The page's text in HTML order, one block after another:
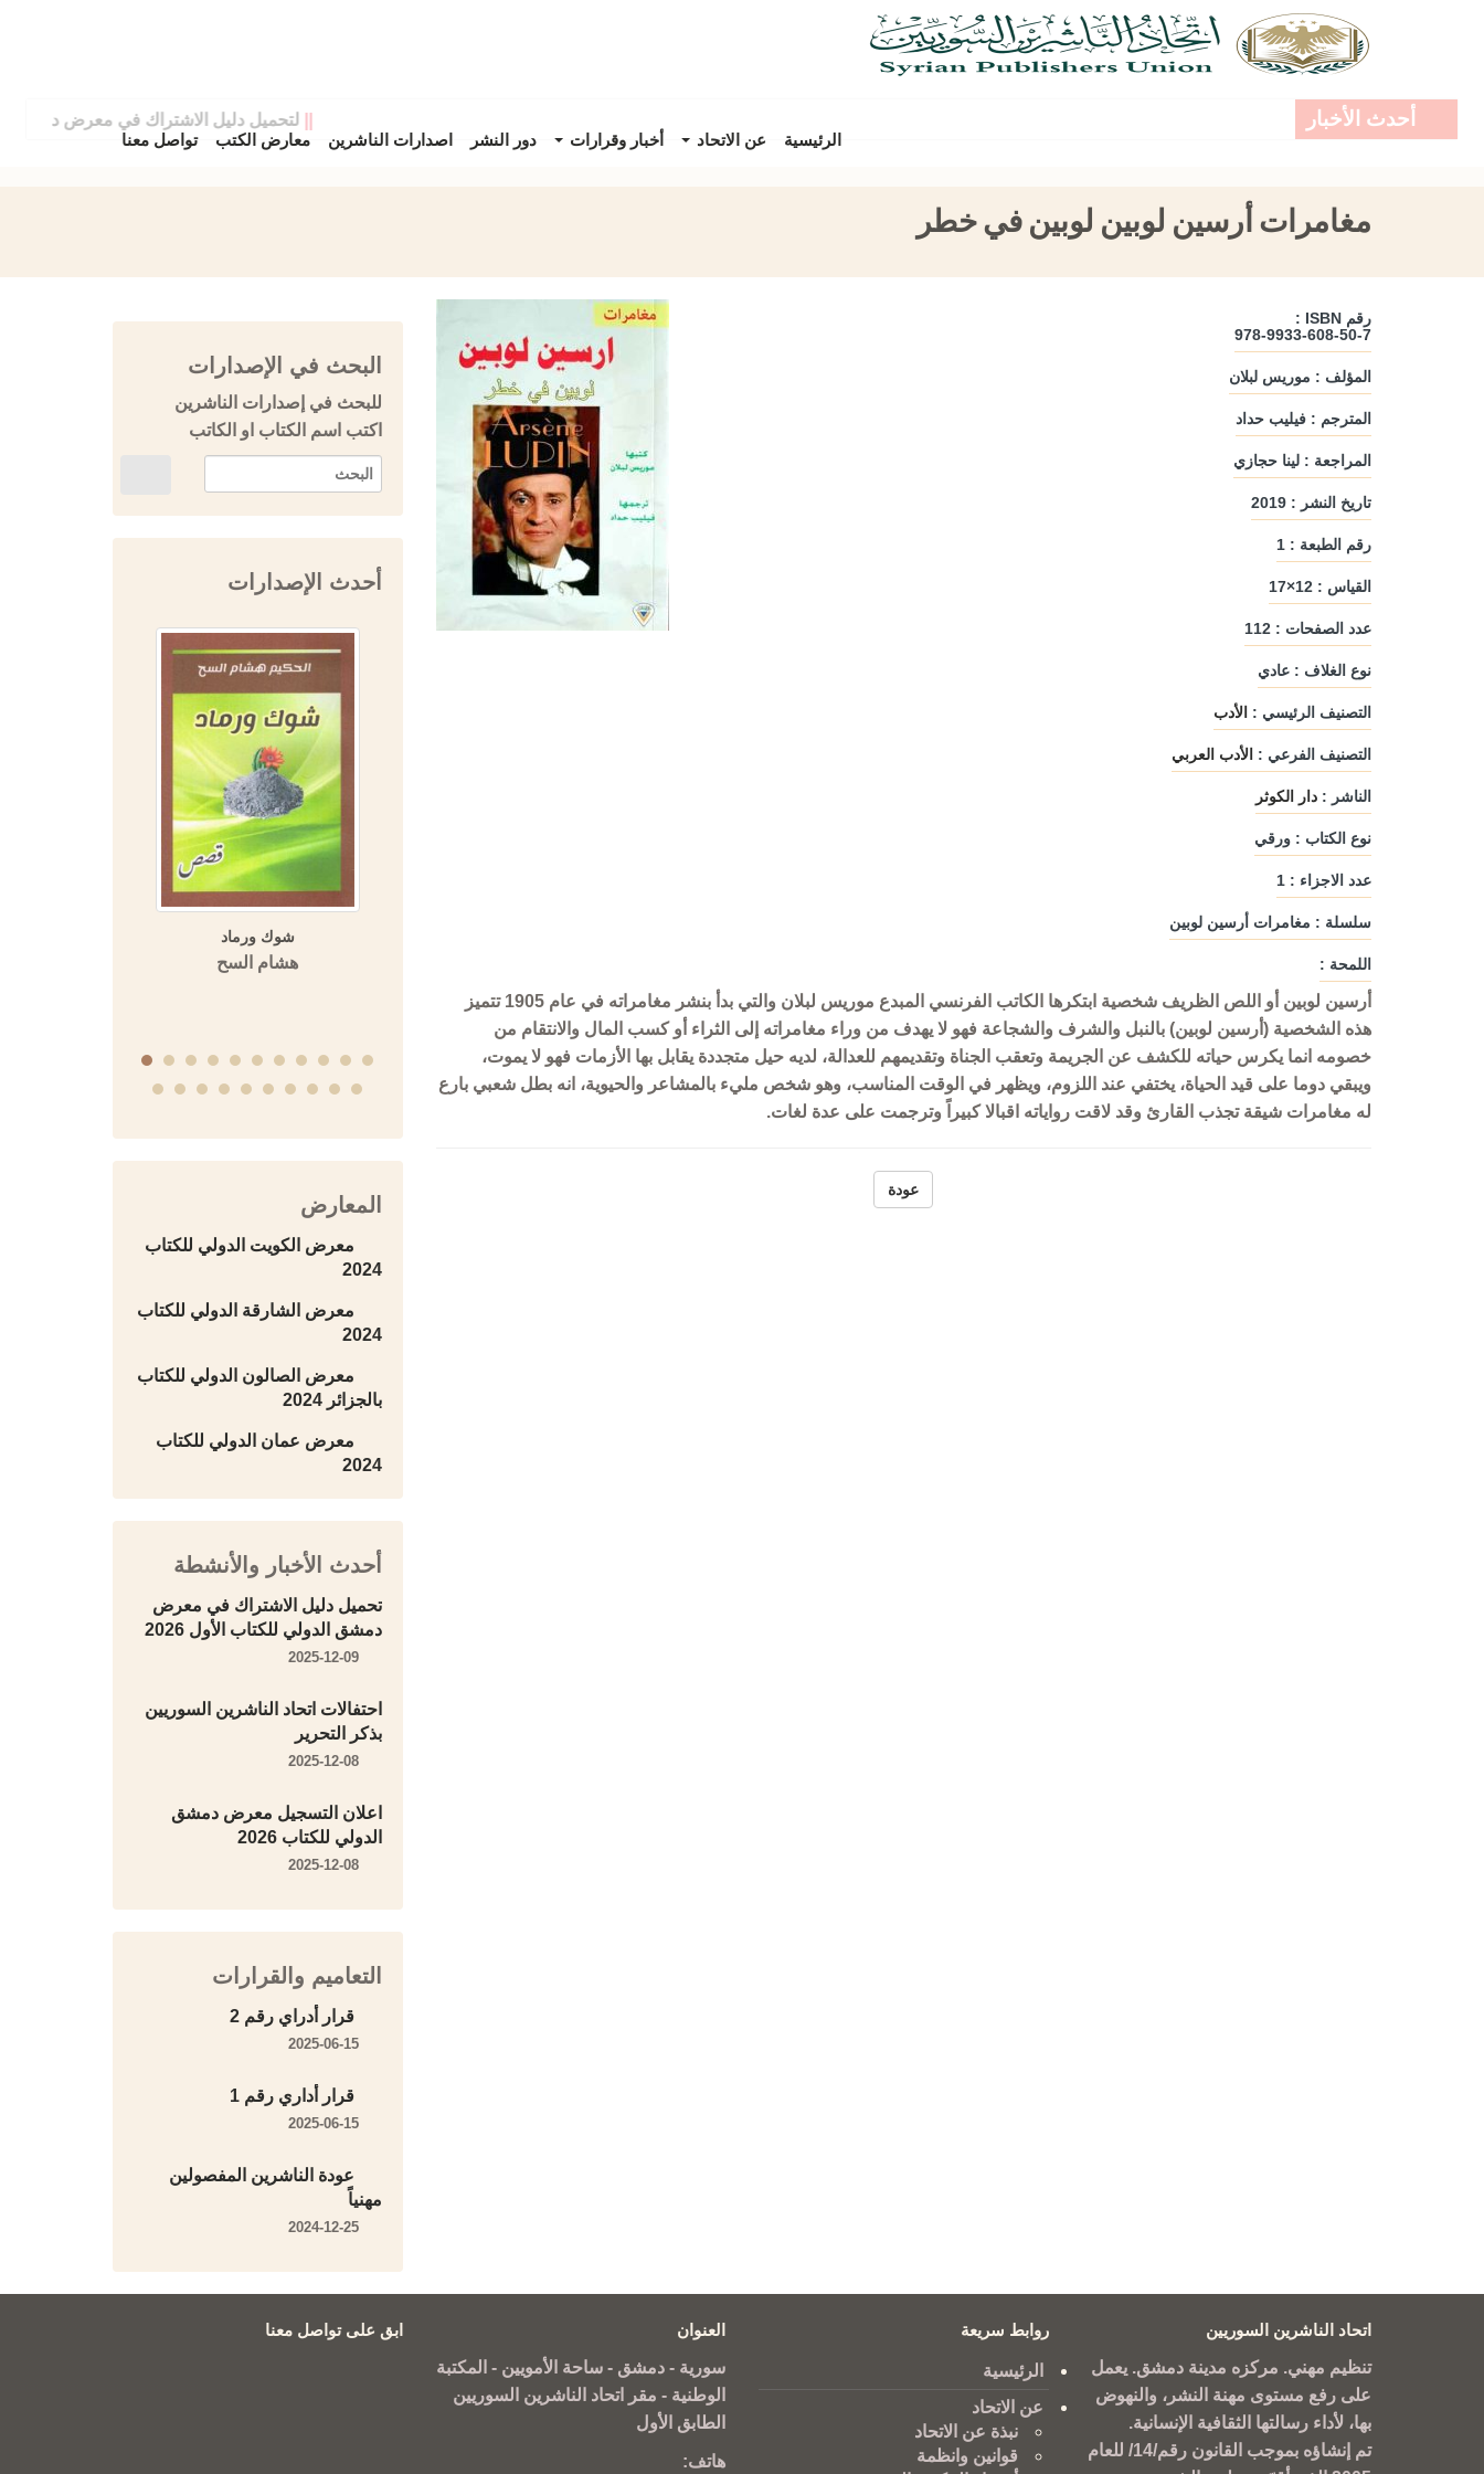
الرئيسية عن الاتحاد أخبار وقرارات دور النشر اصدارات الناشرين معارض الكتب تواصل معنا
أحدث الأخبار لتحميل دليل الاشتراك في معرض دمشق
مغامرات أرسين لوبين لوبين في خطر
رقم ISBN :
978-9933-608-50-7
المؤلف : موريس لبلان
المترجم : فيليب حداد
المراجعة : لينا حجازي
تاريخ النشر : 2019
رقم الطبعة : 1
القياس : 12×17
عدد الصفحات : 112
نوع الغلاف : عادي
التصنيف الرئيسي : الأدب
التصنيف الفرعي : الأدب العربي
الناشر : دار الكوثر
نوع الكتاب : ورقي
عدد الاجزاء : 1
سلسلة : مغامرات أرسين لوبين
اللمحة :
أرسين لوبين أو اللص الظريف شخصية ابتكرها الكاتب الفرنسي المبدع موريس لبلان والتي بدأ بنشر مغامراته في عام 1905 تتميز
هذه الشخصية (أرسين لوبين) بالنبل والشرف والشجاعة فهو لا يهدف من وراء مغامراته إلى الثراء أو كسب المال والانتقام من
خصومه انما يكرس حياته للكشف عن الجريمة وتعقب الجناة وتقديمهم للعدالة، لديه حيل متجددة يقابل بها الأزمات فهو لا يموت،
ويبقي دوما على قيد الحياة، يختفي عند اللزوم، ويظهر في الوقت المناسب، وهو شخص مليء بالمشاعر والحيوية، انه بطل شعبي بارع
له مغامرات شيقة تجذب القارئ وقد لاقت رواياته اقبالا كبيراً وترجمت على عدة لغات.
عودة
البحث في الإصدارات
للبحث في إصدارات الناشرين
اكتب اسم الكتاب او الكاتب
أحدث الإصدارات
أمواج السرد
دار ليندا
السورية
شوك ورماد
هشام السح
المعارض
معرض الكويت الدولي للكتاب
2024
معرض الشارقة الدولي للكتاب
2024
معرض الصالون الدولي للكتاب
بالجزائر 2024
معرض عمان الدولي للكتاب
2024
أحدث الأخبار والأنشطة
تحميل دليل الاشتراك في معرض
دمشق الدولي للكتاب الأول 2026
احتفالات اتحاد الناشرين السوريين
بذكر التحرير
اعلان التسجيل معرض دمشق
الدولي للكتاب 2026
التعاميم والقرارات
قرار أدراي رقم 2
قرار أداري رقم 1
عودة الناشرين المفصولين
مهنياً
اتحاد الناشرين السوريين
تنظيم مهني. مركزه مدينة دمشق. يعمل
على رفع مستوى مهنة النشر، والنهوض
بها، لأداء رسالتها الثقافية الإنسانية.
تم إنشاؤه بموجب القانون رقم/14/ للعام
روابط سريعة
الرئيسية
عن الاتحاد
نبذة عن الاتحاد
قوانين وانظمة
العنوان
سورية - دمشق - ساحة الأمويين - المكتبة
الوطنية - مقر اتحاد الناشرين السوريين
الطابق الأول
هاتف:
ابق على تواصل معنا